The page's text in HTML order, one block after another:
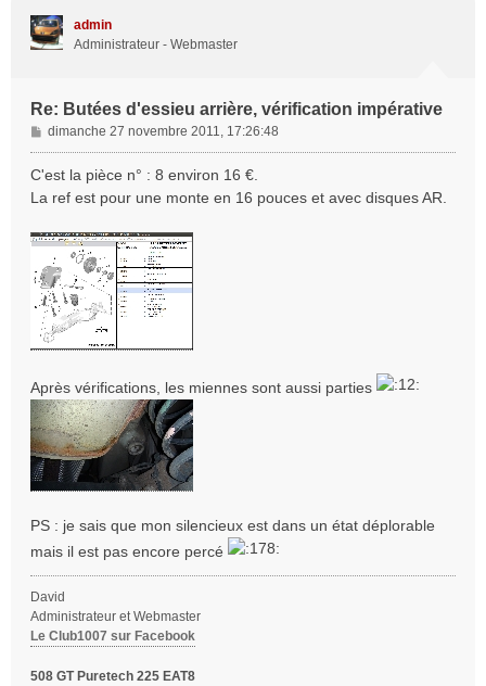
admin
Administrateur - Webmaster
Re: Butées d'essieu arrière, vérification impérative
M
e
s
e
dimanche 27 novembre 2011, 17:26:48
C'est la pièce n° : 8 environ 16 €.
La ref est pour une monte en 16 pouces et avec disques AR.
Après vérifications, les miennes sont aussi parties
PS : je sais que mon silencieux est dans un état déplorable
mais il est pas encore percé
David
Administrateur et Webmaster
Le Club1007 sur Facebook
508 GT Puretech 225 EAT8